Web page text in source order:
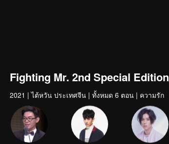
Fighting Mr. 2nd Special Edition
2021 | ไต้หวัน ประเทศจีน | ทั้งหมด 6 ตอน | ความรัก